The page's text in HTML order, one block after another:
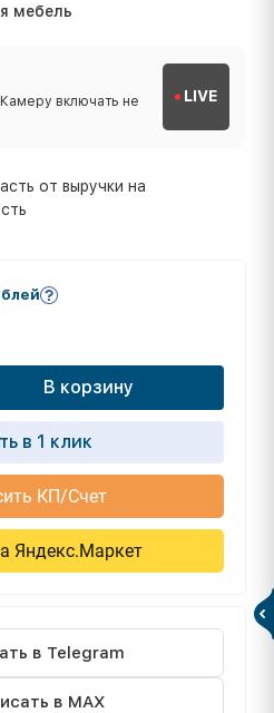
мебель
включать не
LIVE
от выручки на
В корзину
в 1 клик
КП/Счет
Яндекс.Маркет
в Telegram
в MAX